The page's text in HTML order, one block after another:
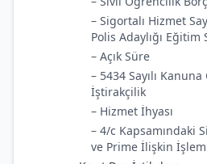
– Sigortalı Hizmet
Polis Adaylığı Eğitim
– Açık Süre
– 5434 Sayılı
İştirakçilik
– Hizmet İhyası
– 4/c Kapsamındaki
ve Prime İlişkin